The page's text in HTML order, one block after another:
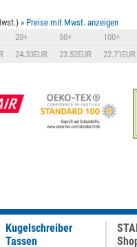
» Preise mit Mwst. anzeigen
20+ 50+ 100+
24.33EUR 23.52EUR 22.71EUR
Kugelschreiber
Tassen